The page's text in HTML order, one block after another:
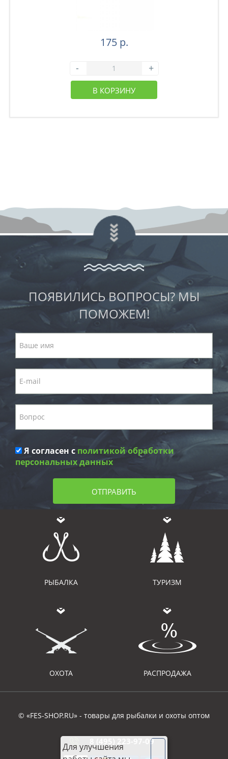
175 р.
- +
В КОРЗИНУ
ПОЯВИЛИСЬ ВОПРОСЫ? МЫ
ПОМОЖЕМ!
Я согласен с политикой обработки
персональных данных
ОТПРАВИТЬ
РЫБАЛКА ТУРИЗМ
ОХОТА РАСПРОДАЖА
© «FES-SHOP.RU» - товары для рыбалки и охоты оптом
8 (495) 223-97-09
Для улучшения